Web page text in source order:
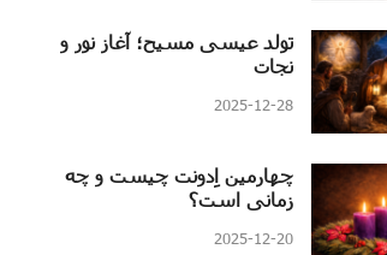
تولد عیسی مسیح؛ آغاز نور و
نجات
2025-12-28
چهارمین اِدونت چیست و چه
زمانی است؟
2025-12-20